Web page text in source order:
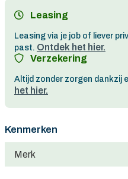
Leasing
Leasing via je job of liever
past. Ontdek het hier.
Verzekering
Altijd zonder zorgen dankzij
het hier.
Kenmerken
Merk